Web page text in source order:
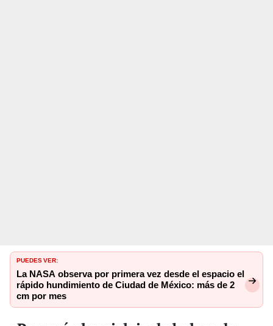
PUEDES VER:
La NASA observa por primera vez desde el espacio el
rápido hundimiento de Ciudad de México: más de 2
cm por mes